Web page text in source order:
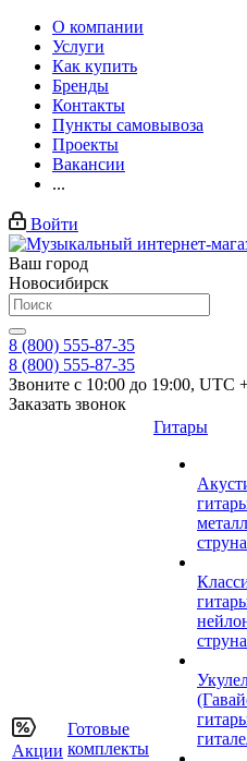
О компании
Услуги
Как купить
Бренды
Контакты
Пункты самовывоза
Проекты
Вакансии
...
Войти
Ваш город
Новосибирск
8 (800) 555-87-35
8 (800) 555-87-35
Звоните с 10:00 до 19:00, UTC
Заказать звонок
Акции
Готовые
комплекты
Гитары